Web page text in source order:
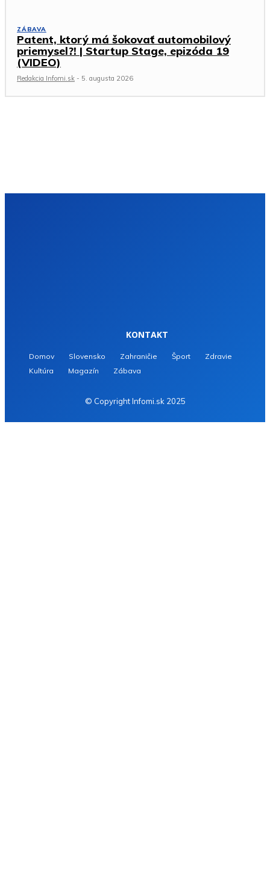
ZÁBAVA
Patent, ktorý má šokovať automobilový
priemysel?! | Startup Stage, epizóda 19
(VIDEO)
Redakcia Infomi.sk - 5. augusta 2026
KONTAKT
Domov Slovensko Zahraničie Šport
Zdravie
Kultúra
Magazín Zábava
© Copyright Infomi.sk 2025